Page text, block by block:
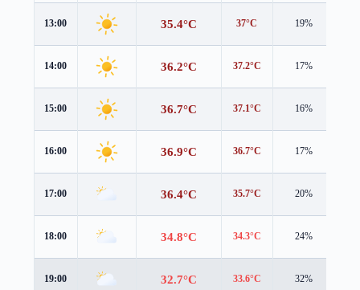
13:00 35.4°C 37°C 19%
14:00 36.2°C 37.2°C 17%
15:00 36.7°C 37.1°C 16%
16:00 36.9°C 36.7°C 17%
17:00 36.4°C 35.7°C 20%
18:00 34.8°C 34.3°C 24%
19:00 32.7°C 33.6°C 32%